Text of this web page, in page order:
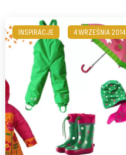
INSPIRACJE 4 WRZEŚNIA 2014